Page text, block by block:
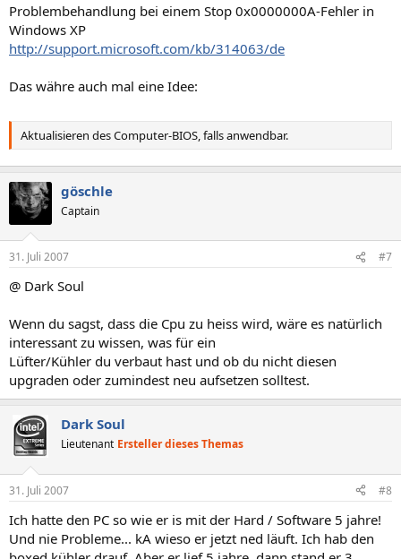
Problembehandlung bei einem Stop 0x0000000A-Fehler in
Windows XP
http://support.microsoft.com/kb/314063/de
Das währe auch mal eine Idee:
Aktualisieren des Computer-BIOS, falls anwendbar.
göschle
Captain
31. Juli 2007 #7
@ Dark Soul
Wenn du sagst, dass die Cpu zu heiss wird, wäre es natürlich
interessant zu wissen, was für ein
Lüfter/Kühler du verbaut hast und ob du nicht diesen
upgraden oder zumindest neu aufsetzen solltest.
Dark Soul
Lieutenant Ersteller dieses Themas
31. Juli 2007 #8
Ich hatte den PC so wie er is mit der Hard / Software 5 jahre!
Und nie Probleme... kA wieso er jetzt ned läuft. Ich hab den